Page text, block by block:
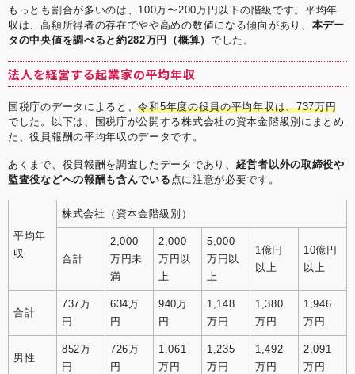
もっとも割合が多いのは、100万〜200万円以下の階級です。平均年
収は、高額所得者の存在でやや高めの数値になる傾向があり、 本デー
タの中央値を調べると約282万円（概算） でした。
法人を経営する起業家の平均年収
国税庁のデータによると、令和5年度の役員の平均年収は、737万円
でした。以下は、国税庁が公開する株式会社の資本金階級別にまとめ
た、役員報酬の平均年収のデータです。
あくまで、役員報酬を調査したデータであり、 経営者以外の取締役や
監査役などへの報酬も含んでいる 点に注意が必要です。
平均年
収
株式会社（資本金階級別）
合計
2,000
万円未
満
2,000
万円以
上
5,000
万円以
上
1億円
以上
10億円
以上
合計
737万
円
634万
円
940万
円
1,148
万円
1,380
万円
1,946
万円
男性
852万
円
726万
円
1,061
万円
1,235
万円
1,492
万円
2,091
万円